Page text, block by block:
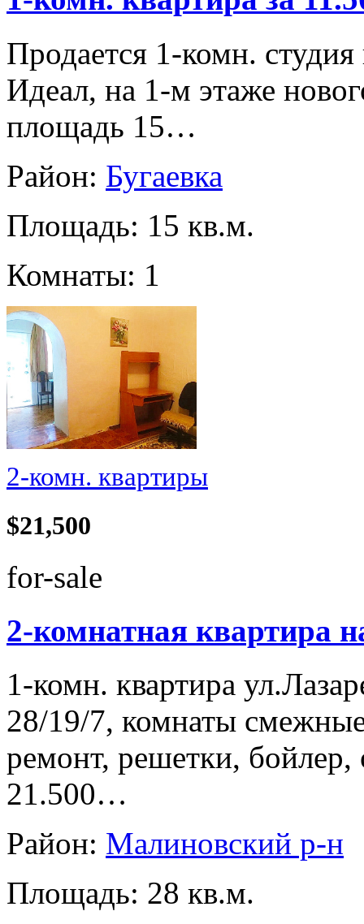
Продается 1-комн. студия
Идеал, на 1-м этаже
площадь 15…
Район: Бугаевка
Площадь: 15 кв.м.
Комнаты: 1
2-комн. квартиры
$21,500
for-sale
2-комнатная квартира
1-комн. квартира
28/19/7, комнаты
ремонт, решетки,
21.500…
Район: Малиновский р-н
Площадь: 28 кв.м.